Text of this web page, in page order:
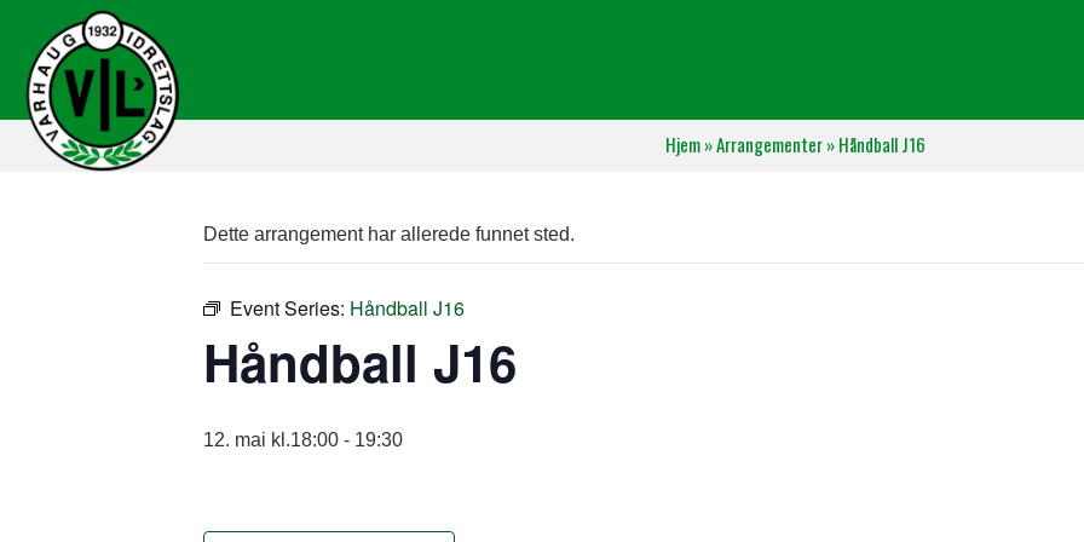
Hjem»Arrangementer»Håndball J16
Dette arrangement har allerede funnet sted.
Event Series: Håndball J16
Håndball J16
12. mai kl.18:00 - 19:30